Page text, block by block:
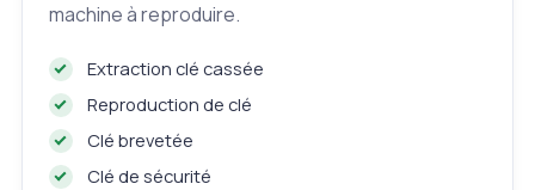
machine à reproduire.
Extraction clé cassée
Reproduction de clé
Clé brevetée
Clé de sécurité